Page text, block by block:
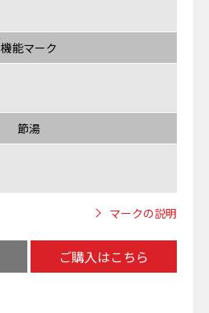
機能マーク
節湯
マークの説明
ご購入はこちら